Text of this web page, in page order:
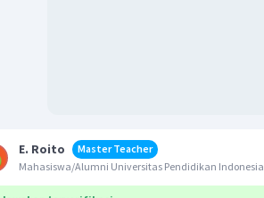
E. Roito
Master Teacher
Mahasiswa/Alumni Universitas Pendidikan Indonesia